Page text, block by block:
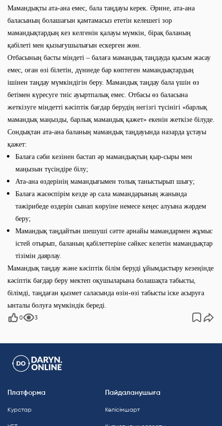
Мамандықты ата-ана емес, бала таңдауы керек. Әрине, ата-ана
баласының болашағын қамтамасыз ететін келешегі зор
мамандықтардың кез келгенін қалауы мүмкін, бірақ баланың
қабілеті мен қызығушылығын ескерген жөн.
Отбасының басты міндеті – балаға мамандық таңдауда қысым жасау
емес, оған өзі білетін, дүниеде бар көптеген мамандықтардың
ішінен таңдау мүмкіндігін беру. Мамандық таңдау бала үшін өз
бетімен күресуге тиіс ауыртпалық емес. Отбасы өз баласына
жеткізуге міндетті кәсіптік бағдар берудің негізгі түсінігі «барлық
мамандық маңызды, барлық мамандық қажет» екенін жеткізе білуде.
Сондықтан ата-ана баланың мамандық таңдауында назарда ұстауы
қажет:
Балаға сәби кезінен бастап әр мамандықтың қыр-сыры мен
маңызын түсіндіре білу;
Ата-ана өздерінің мамандығымен толық таныстырып шығу;
Балаға жасөспірім кезде әр сала мамандарының жанында
тәжірибеде өздерін сынап көруіне немесе кеңес алуына жәрдем
беру;
Мамандық таңдайтын шешуші сәтте арнайы мамандармен жұмыс
істей отырып, баланың қабілеттеріне сәйкес келетін мамандықтар
тізімін даярлау.
Мамандық таңдау және кәсіптік білім беруді ұйымдастыру кезеңінде
кәсіптік бағдар беру мектеп оқушыларына болашақта табысты,
білімді, таңдаған қызмет саласында өзін-өзі табысты іске асыруға
ынталы болуға мүмкіндік береді.
0 3
Платформа
Курстар
Пайдаланушыға
Келісімшарт